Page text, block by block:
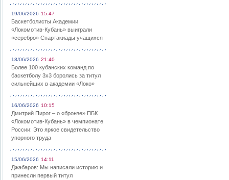
19/06/2026 15:47
Баскетболисты Академии
«Локомотив-Кубань» выиграли
«серебро» Спартакиады учащихся
18/06/2026 21:40
Более 100 кубанских команд по
баскетболу 3х3 боролись за титул
сильнейших в академии «Локо»
16/06/2026 10:15
Дмитрий Пирог – о «бронзе» ПБК
«Локомотив-Кубань» в чемпионате
России: Это яркое свидетельство
упорного труда
15/06/2026 14:11
Джабаров: Мы написали историю и
принесли первый титул